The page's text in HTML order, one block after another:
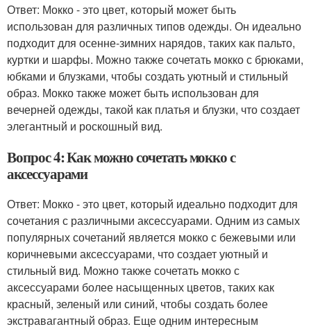
Ответ: Мокко - это цвет, который может быть
использован для различных типов одежды. Он идеально
подходит для осенне-зимних нарядов, таких как пальто,
куртки и шарфы. Можно также сочетать мокко с брюками,
юбками и блузками, чтобы создать уютный и стильный
образ. Мокко также может быть использован для
вечерней одежды, такой как платья и блузки, что создает
элегантный и роскошный вид.
Вопрос 4: Как можно сочетать мокко с
аксессуарами
Ответ: Мокко - это цвет, который идеально подходит для
сочетания с различными аксессуарами. Одним из самых
популярных сочетаний является мокко с бежевыми или
коричневыми аксессуарами, что создает уютный и
стильный вид. Можно также сочетать мокко с
аксессуарами более насыщенных цветов, таких как
красный, зеленый или синий, чтобы создать более
экстравагантный образ. Еще одним интересным